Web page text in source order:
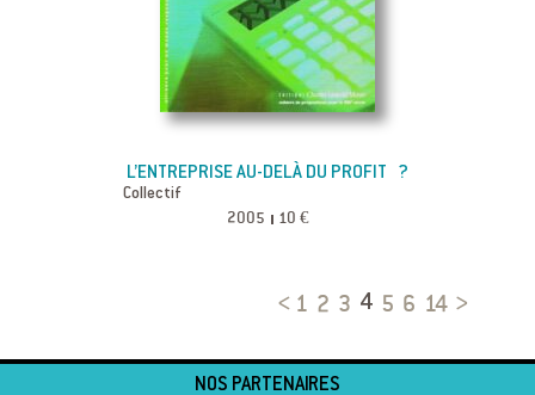
L’ENTREPRISE AU-DELÀ DU PROFIT ?
Collectif
2005 10 €
1 2 3 4 5 6 14
NOS PARTENAIRES